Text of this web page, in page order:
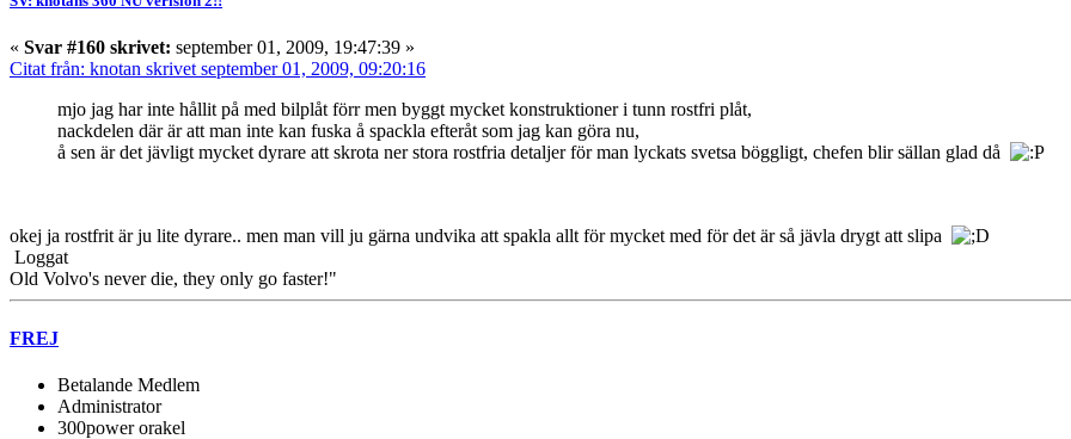
« Svar #160 skrivet: september 01, 2009, 19:47:39 »
Citat från: knotan skrivet september 01, 2009, 09:20:16
mjo jag har inte hållit på med bilplåt förr men byggt mycket konstruktioner i tunn rostfri plåt,
nackdelen där är att man inte kan fuska å spackla efteråt som jag kan göra nu,
å sen är det jävligt mycket dyrare att skrota ner stora rostfria detaljer för man lyckats svetsa böggligt, chefen blir sällan glad då
okej ja rostfrit är ju lite dyrare.. men man vill ju gärna undvika att spakla allt för mycket med för det är så jävla drygt att slipa
Loggat
Old Volvo's never die, they only go faster!"
FREJ
Betalande Medlem
Administrator
300power orakel